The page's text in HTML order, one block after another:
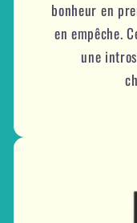
bonheur en
en empêche.
une